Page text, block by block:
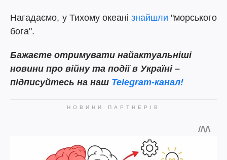
Нагадаємо, у Тихому океані знайшли "морського
бога".
Бажаєте отримувати найактуальніші
новини про війну та події в Україні –
підписуйтесь на наш Telegram-канал!